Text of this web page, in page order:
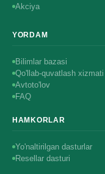
Akciya
YORDAM
Bilimlar bazasi
Qo'llab-quvatlash xizmati
Avtoto'lov
FAQ
HAMKORLAR
Yo'naltirilgan dasturlar
Resellar dasturi